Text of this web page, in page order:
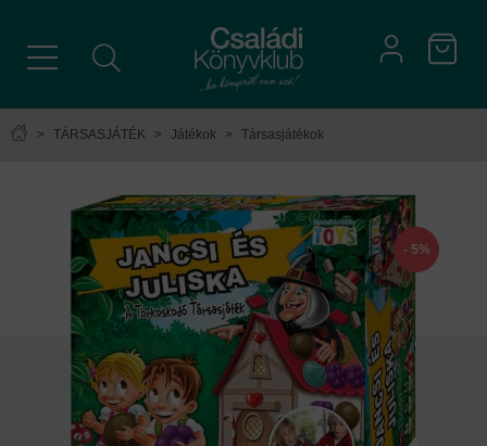
> TÁRSASJÁTÉK > Játékok > Társasjátékok
- 5%